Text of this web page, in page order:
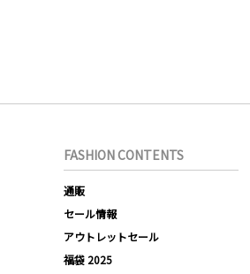
FASHION CONTENTS
通販
セール情報
アウトレットセール
福袋 2025